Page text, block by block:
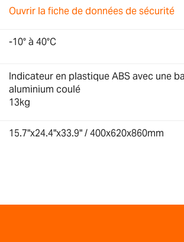
Ouvrir la fiche de données de sécurité
-10° à 40°C
Indicateur en plastique ABS avec une
aluminium coulé
13kg
15.7"x24.4"x33.9" / 400x620x860mm